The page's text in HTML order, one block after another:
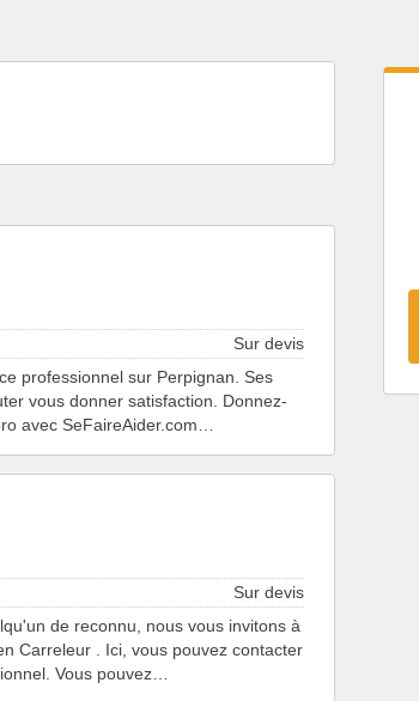
Sur devis
professionnel sur Perpignan. Ses
vous donner satisfaction. Donnez-
avec SeFaireAider.com…
Sur devis
de reconnu, nous vous invitons à
Carreleur . Ici, vous pouvez contacter
Vous pouvez…